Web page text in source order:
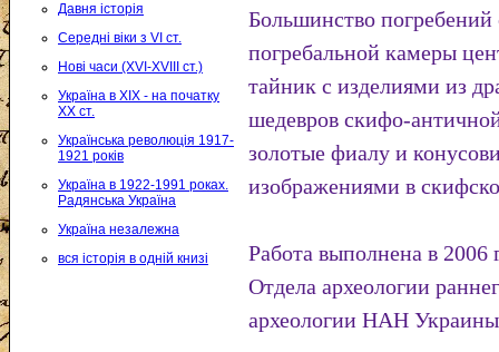
Давня історія
Середні віки з VI ст.
Нові часи (XVI-XVIII ст.)
Україна в XIX - на початку
XX ст.
Українська революція 1917-
1921 років
Україна в 1922-1991 роках.
Радянська Україна
Україна незалежна
вся історія в одній книзі
Большинство погребений
погребальной камеры
тайник с изделиями из
шедевров скифо-
золотые фиалу и
изображениями в
Работа выполнена в 2006
Отдела археологии
археологии НАН